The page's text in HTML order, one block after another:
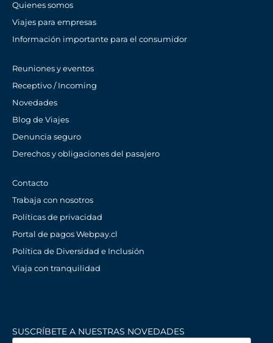
Quienes somos
Viajes para empresas
Información importante para el consumidor
Reuniones y eventos
Receptivo / Incoming
Novedades
Blog de Viajes
Denuncia seguro
Derechos y obligaciones del pasajero
Contacto
Trabaja con nosotros
Políticas de privacidad
Portal de pagos Webpay.cl
Política de Diversidad e Inclusión
Viaja con tranquilidad
SUSCRÍBETE A NUESTRAS NOVEDADES